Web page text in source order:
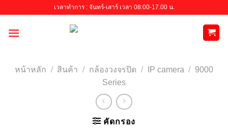
content
เวลาทำการ : จันทร์-เสาร์ เวลา 08:00-17.00 น.
หน้าหลัก / สินค้า / กล้องวงจรปิด / IP camera / 9000
Series
คัดกรอง